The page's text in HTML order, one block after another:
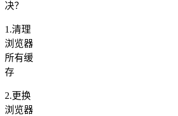
决？
1.清理
浏览器
所有缓
存
2.更换
浏览器